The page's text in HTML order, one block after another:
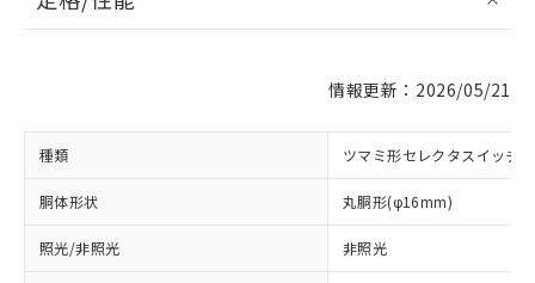
情報更新：2026/05/21
種類 ツマミ形セレクタスイッチ
胴体形状 丸胴形(φ16mm)
照光/非照光 非照光